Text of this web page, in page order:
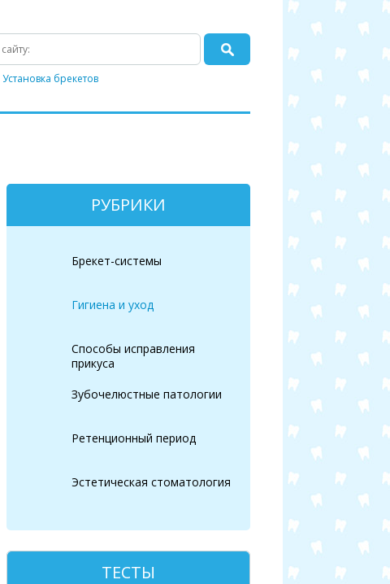
Установка брекетов
РУБРИКИ
Брекет-системы
Гигиена и уход
Способы исправления
прикуса
Зубочелюстные патологии
Ретенционный период
Эстетическая стоматология
ТЕСТЫ